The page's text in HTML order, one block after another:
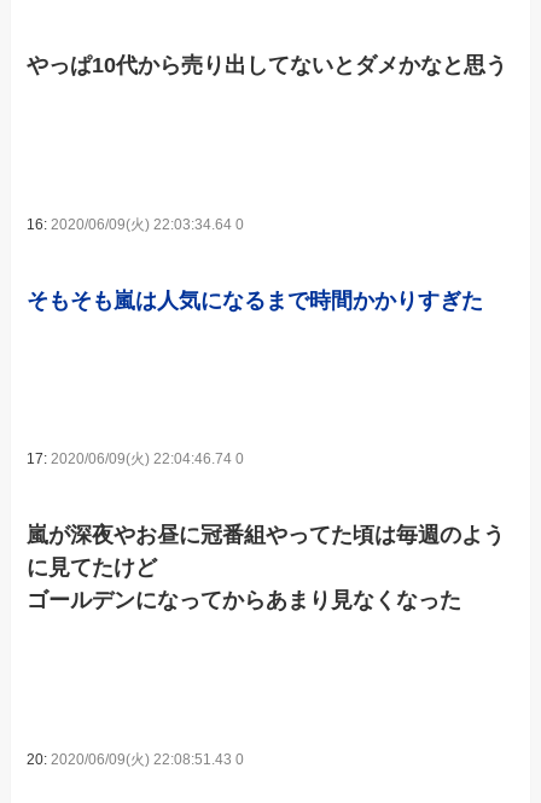
やっぱ10代から売り出してないとダメかなと思う
16: 2020/06/09(火) 22:03:34.64 0
そもそも嵐は人気になるまで時間かかりすぎた
17:2020/06/09(火) 22:04:46.74 0
嵐が深夜やお昼に冠番組やってた頃は毎週のよう
に見てたけど
ゴールデンになってからあまり見なくなった
20:2020/06/09(火) 22:08:51.43 0